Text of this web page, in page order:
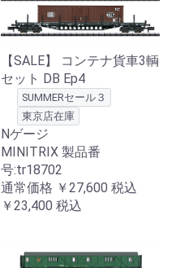
【SALE】 コンテナ貨車3輌
セット DB Ep4
SUMMERセール３
東京店在庫
Nゲージ
MINITRIX 製品番
号:tr18702
通常価格 ￥27,600 税込
￥23,400 税込